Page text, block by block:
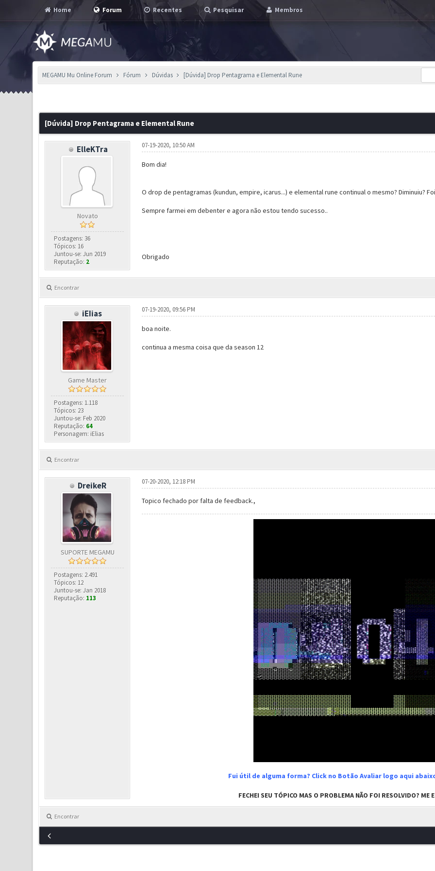
Home Forum Recentes Pesquisar Membros
MEGAMU Mu Online Forum Fórum Dúvidas [Dúvida] Drop Pentagrama e Elemental Rune
[Dúvida] Drop Pentagrama e Elemental Rune
ElleKTra
Novato
Postagens: 36
Tópicos: 16
Juntou-se: Jun 2019
Reputação: 2
07-19-2020, 10:50 AM
Bom dia!
O drop de pentagramas (kundun, empire, icarus...) e elemental rune continual o mesmo? Diminuiu?
Sempre farmei em debenter e agora não estou tendo sucesso..
Obrigado
Encontrar
iEIias
Game Master
Postagens: 1.118
Tópicos: 23
Juntou-se: Feb 2020
Reputação: 64
Personagem: iElias
07-19-2020, 09:56 PM
boa noite.
continua a mesma coisa que da season 12
Encontrar
DreikeR
SUPORTE MEGAMU
Postagens: 2.491
Tópicos: 12
Juntou-se: Jan 2018
Reputação: 113
07-20-2020, 12:18 PM
Topico fechado por falta de feedback.,
Fui útil de alguma forma? Click no Botão Avaliar logo aqui
FECHEI SEU TÓPICO MAS O PROBLEMA NÃO FOI RESOLVIDO? ME
Encontrar